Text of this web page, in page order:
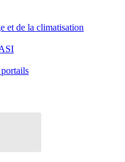
et de la climatisation